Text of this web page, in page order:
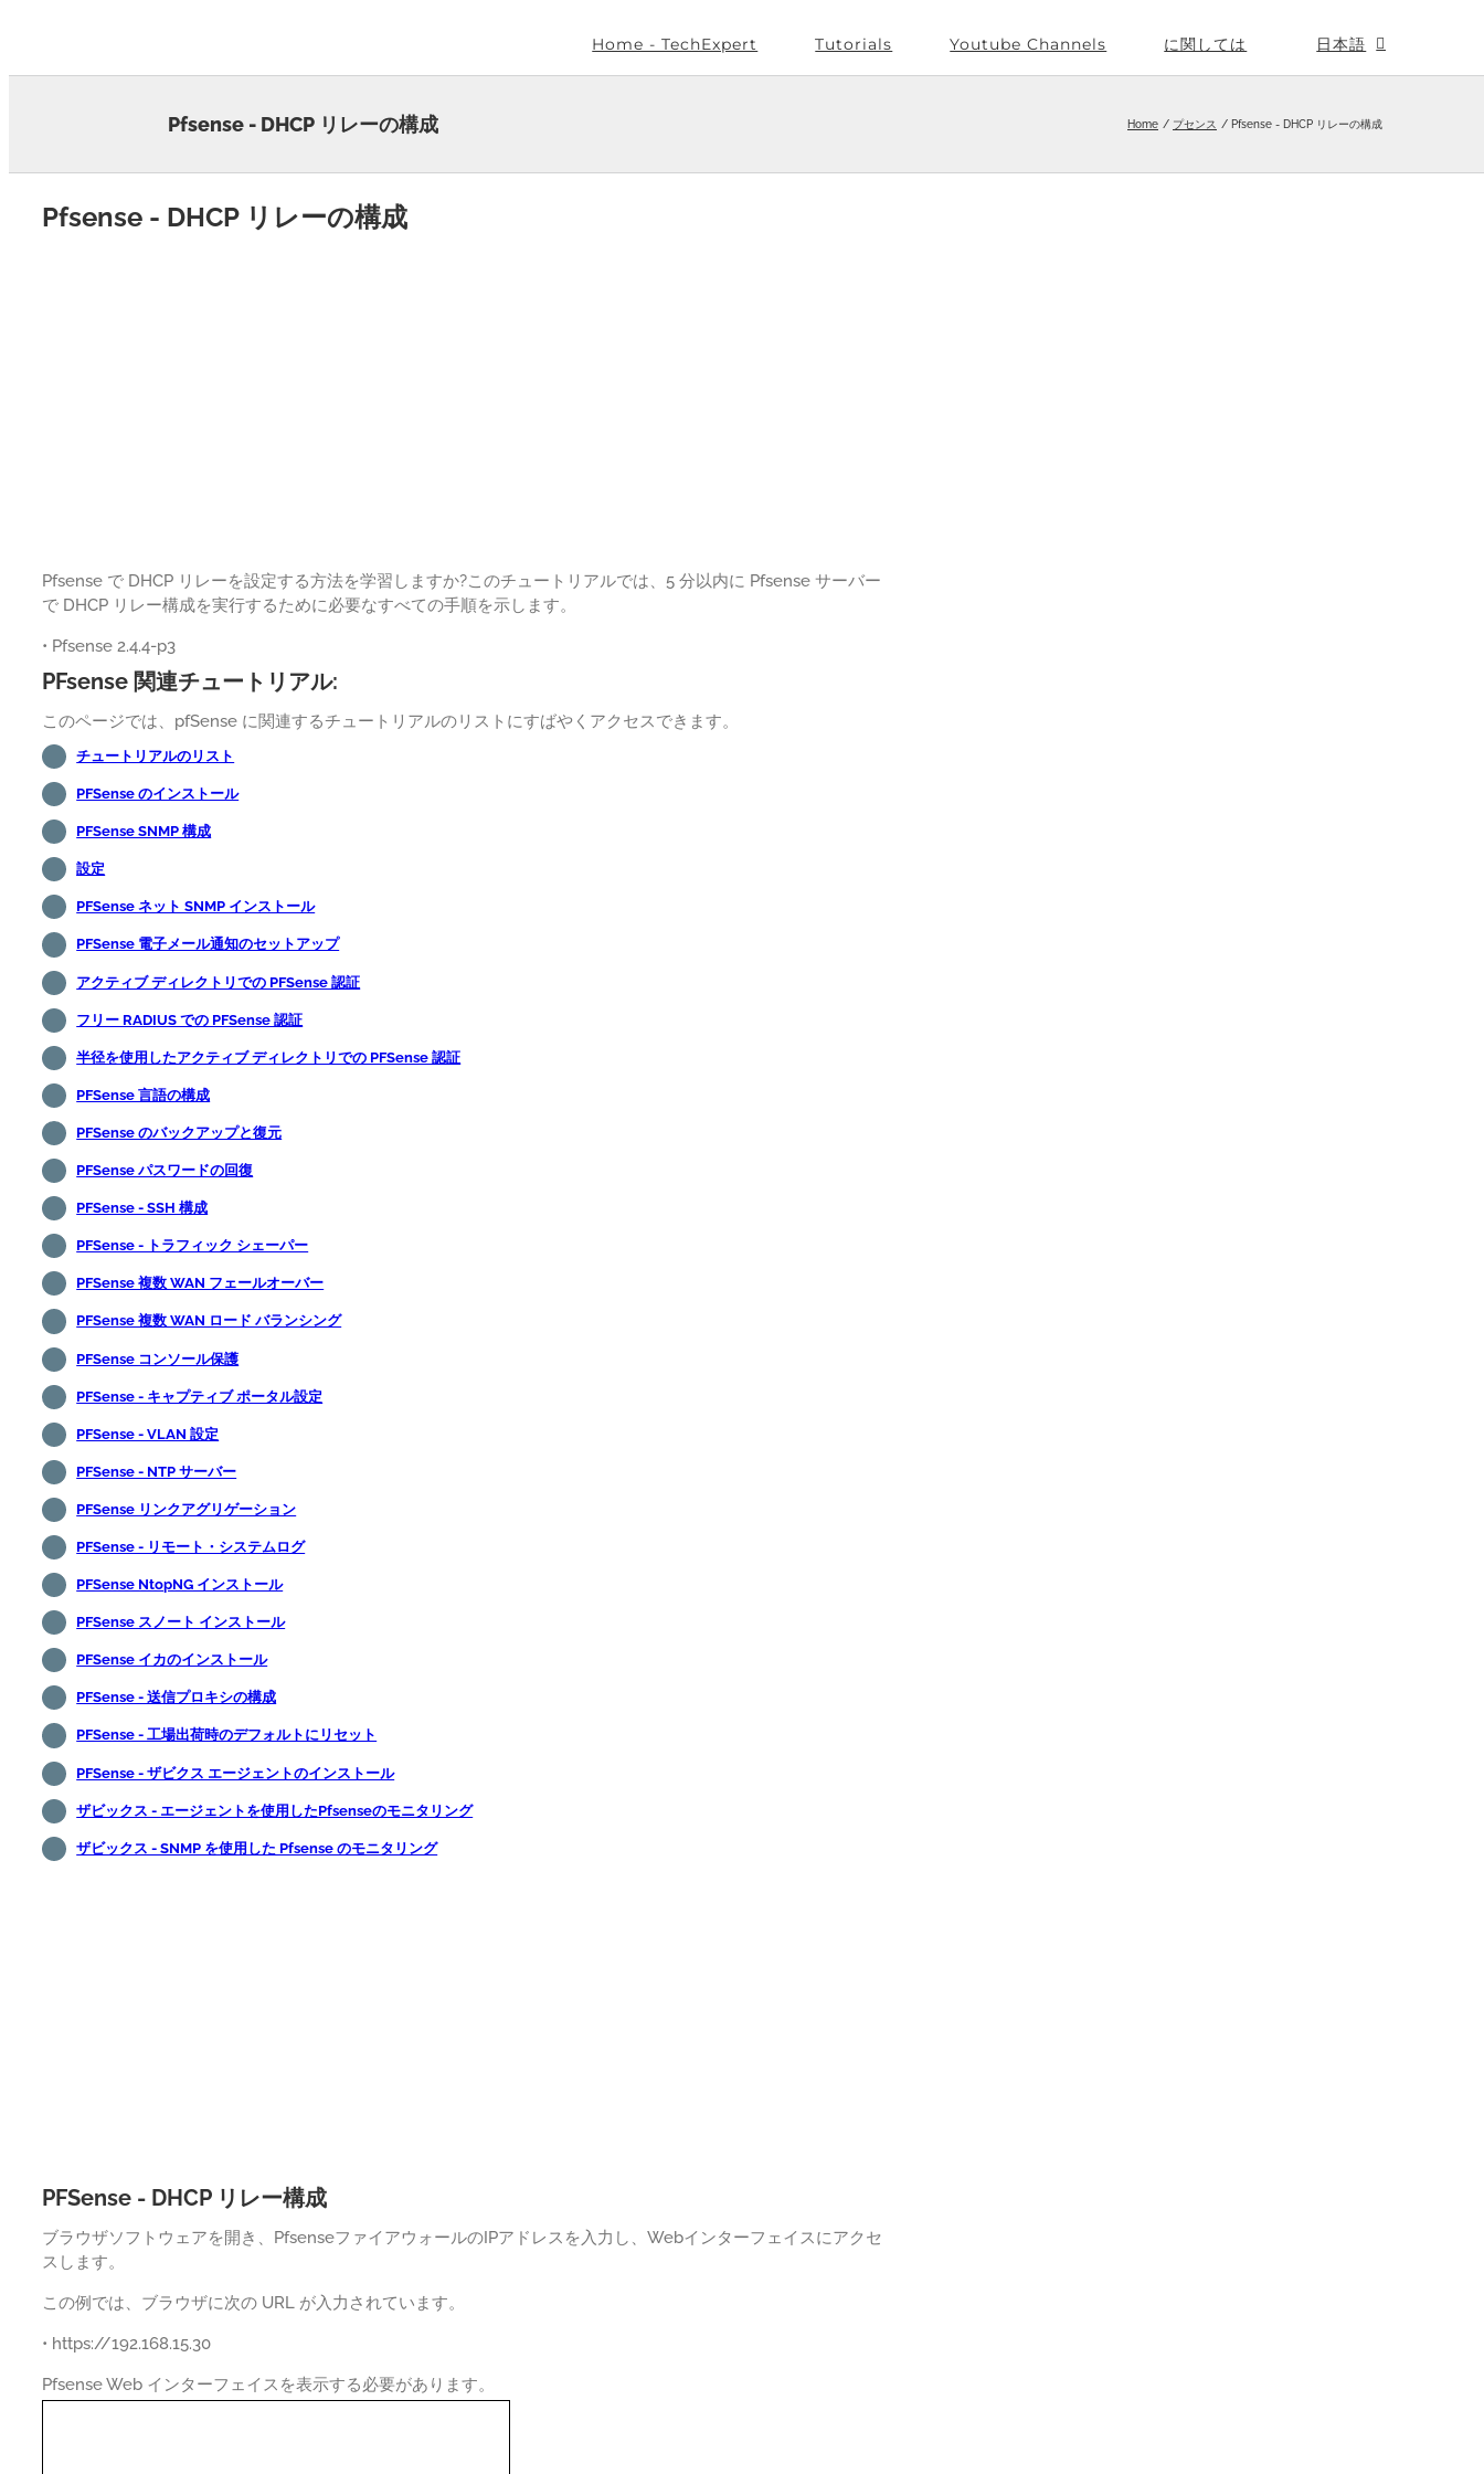
Home - TechExpert Tutorials Youtube Channels に関しては 日本語
Pfsense - DHCP リレーの構成 Home プセンス Pfsense - DHCP リレーの構成
Pfsense - DHCP リレーの構成
Pfsense で DHCP リレーを設定する方法を学習しますか?このチュートリアルでは、5 分以内に Pfsense サーバー
で DHCP リレー構成を実行するために必要なすべての手順を示します。
• Pfsense 2.4.4-p3
PFsense 関連チュートリアル:
このページでは、pfSense に関連するチュートリアルのリストにすばやくアクセスできます。
チュートリアルのリスト
PFSense のインストール
PFSense SNMP 構成
設定
PFSense ネット SNMP インストール
PFSense 電子メール通知のセットアップ
アクティブ ディレクトリでの PFSense 認証
フリー RADIUS での PFSense 認証
半径を使用したアクティブ ディレクトリでの PFSense 認証
PFSense 言語の構成
PFSense のバックアップと復元
PFSense パスワードの回復
PFSense - SSH 構成
PFSense - トラフィック シェーパー
PFSense 複数 WAN フェールオーバー
PFSense 複数 WAN ロード バランシング
PFSense コンソール保護
PFSense - キャプティブ ポータル設定
PFSense - VLAN 設定
PFSense - NTP サーバー
PFSense リンクアグリゲーション
PFSense - リモート・システムログ
PFSense NtopNG インストール
PFSense スノート インストール
PFSense イカのインストール
PFSense - 送信プロキシの構成
PFSense - 工場出荷時のデフォルトにリセット
PFSense - ザビクス エージェントのインストール
ザビックス - エージェントを使用したPfsenseのモニタリング
ザビックス - SNMP を使用した Pfsense のモニタリング
PFSense - DHCP リレー構成
ブラウザソフトウェアを開き、PfsenseファイアウォールのIPアドレスを入力し、Webインターフェイスにアクセ
スします。
この例では、ブラウザに次の URL が入力されています。
• https://192.168.15.30
Pfsense Web インターフェイスを表示する必要があります。